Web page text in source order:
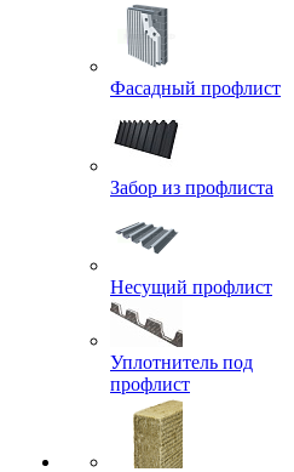
Фасадный профлист
Забор из профлиста
Несущий профлист
Уплотнитель под
профлист